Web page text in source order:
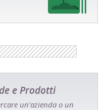
e Prodotti
un'azienda o un